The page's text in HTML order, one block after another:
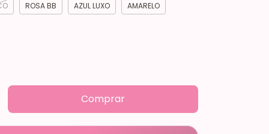
ROSA BB AZUL LUXO AMARELO